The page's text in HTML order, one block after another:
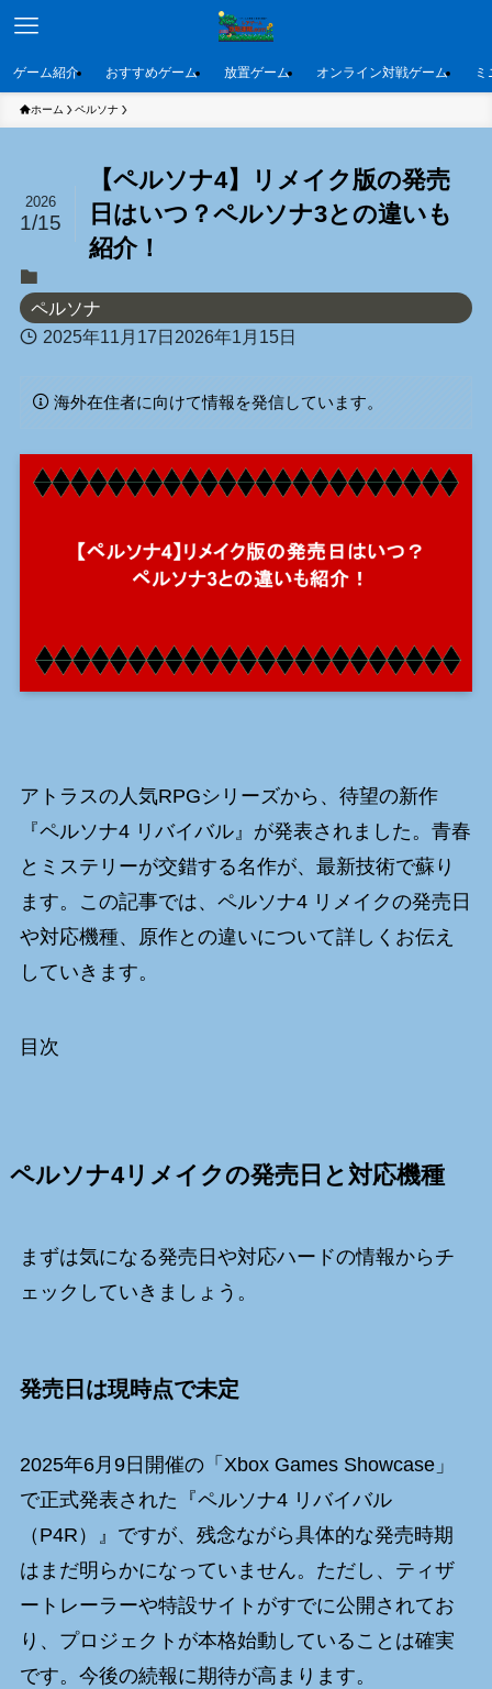
ゲーム紹介 おすすめゲーム 放置ゲーム オンライン対戦ゲーム
ホーム ペルソナ
【ペルソナ4】リメイク版の発売
日はいつ？ペルソナ3との違いも
紹介！
2026
1/15
ペルソナ
2025年11月17日2026年1月15日
海外在住者に向けて情報を発信しています。
アトラスの人気RPGシリーズから、待望の新作
『ペルソナ4 リバイバル』が発表されました。青春
とミステリーが交錯する名作が、最新技術で蘇り
ます。この記事では、ペルソナ4 リメイクの発売日
や対応機種、原作との違いについて詳しくお伝え
していきます。
目次
ペルソナ4リメイクの発売日と対応機種
まずは気になる発売日や対応ハードの情報からチ
ェックしていきましょう。
発売日は現時点で未定
2025年6月9日開催の「Xbox Games Showcase」
で正式発表された『ペルソナ4 リバイバル
（P4R）』ですが、残念ながら具体的な発売時期
はまだ明らかになっていません。ただし、ティザ
ートレーラーや特設サイトがすでに公開されてお
り、プロジェクトが本格始動していることは確実
です。今後の続報に期待が高まります。